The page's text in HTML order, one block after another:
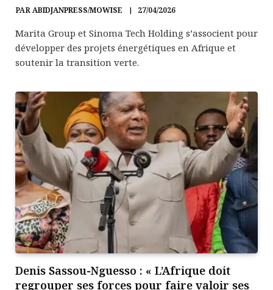
PARABIDJANPRESS/MOWISE 27/04/2026
Marita Group et Sinoma Tech Holding s’associent pour
développer des projets énergétiques en Afrique et
soutenir la transition verte.
Denis Sassou-Nguesso : « L’Afrique doit
regrouper ses forces pour faire valoir ses